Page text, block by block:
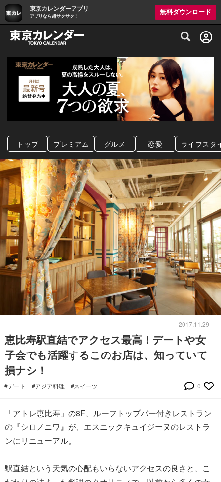
東京カレンダーアプリ
アプリなら超サクサク！
無料ダウンロード
グルメ情報・プレミアムレストラン予約
トップ プレミアム グルメ 恋愛 ライフスタ
2017.11.29
恵比寿駅直結でアクセス最高！デートや女
子会でも活躍するこのお店は、知っていて
損ナシ！
#デート #アジア料理 #スイーツ 0
「アトレ恵比寿」の8F、ルーフトップバー付きレストラン
の『シロノニワ』が、エスニックキュイジーヌのレストラ
ンにリニューアル。
駅直結という天気の心配もいらないアクセスの良さと、こ